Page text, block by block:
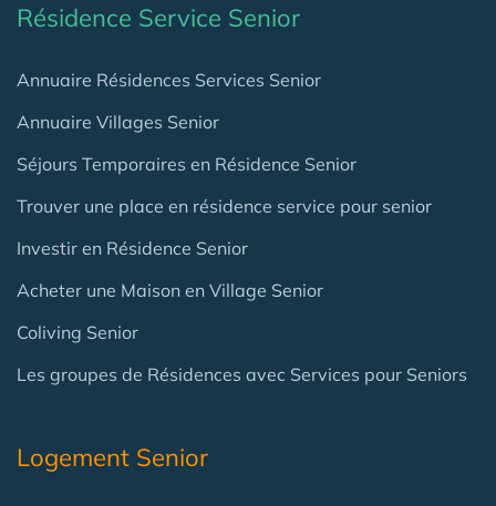
Résidence Service Senior
Annuaire Résidences Services Senior
Annuaire Villages Senior
Séjours Temporaires en Résidence Senior
Trouver une place en résidence service pour senior
Investir en Résidence Senior
Acheter une Maison en Village Senior
Coliving Senior
Les groupes de Résidences avec Services pour Seniors
Logement Senior